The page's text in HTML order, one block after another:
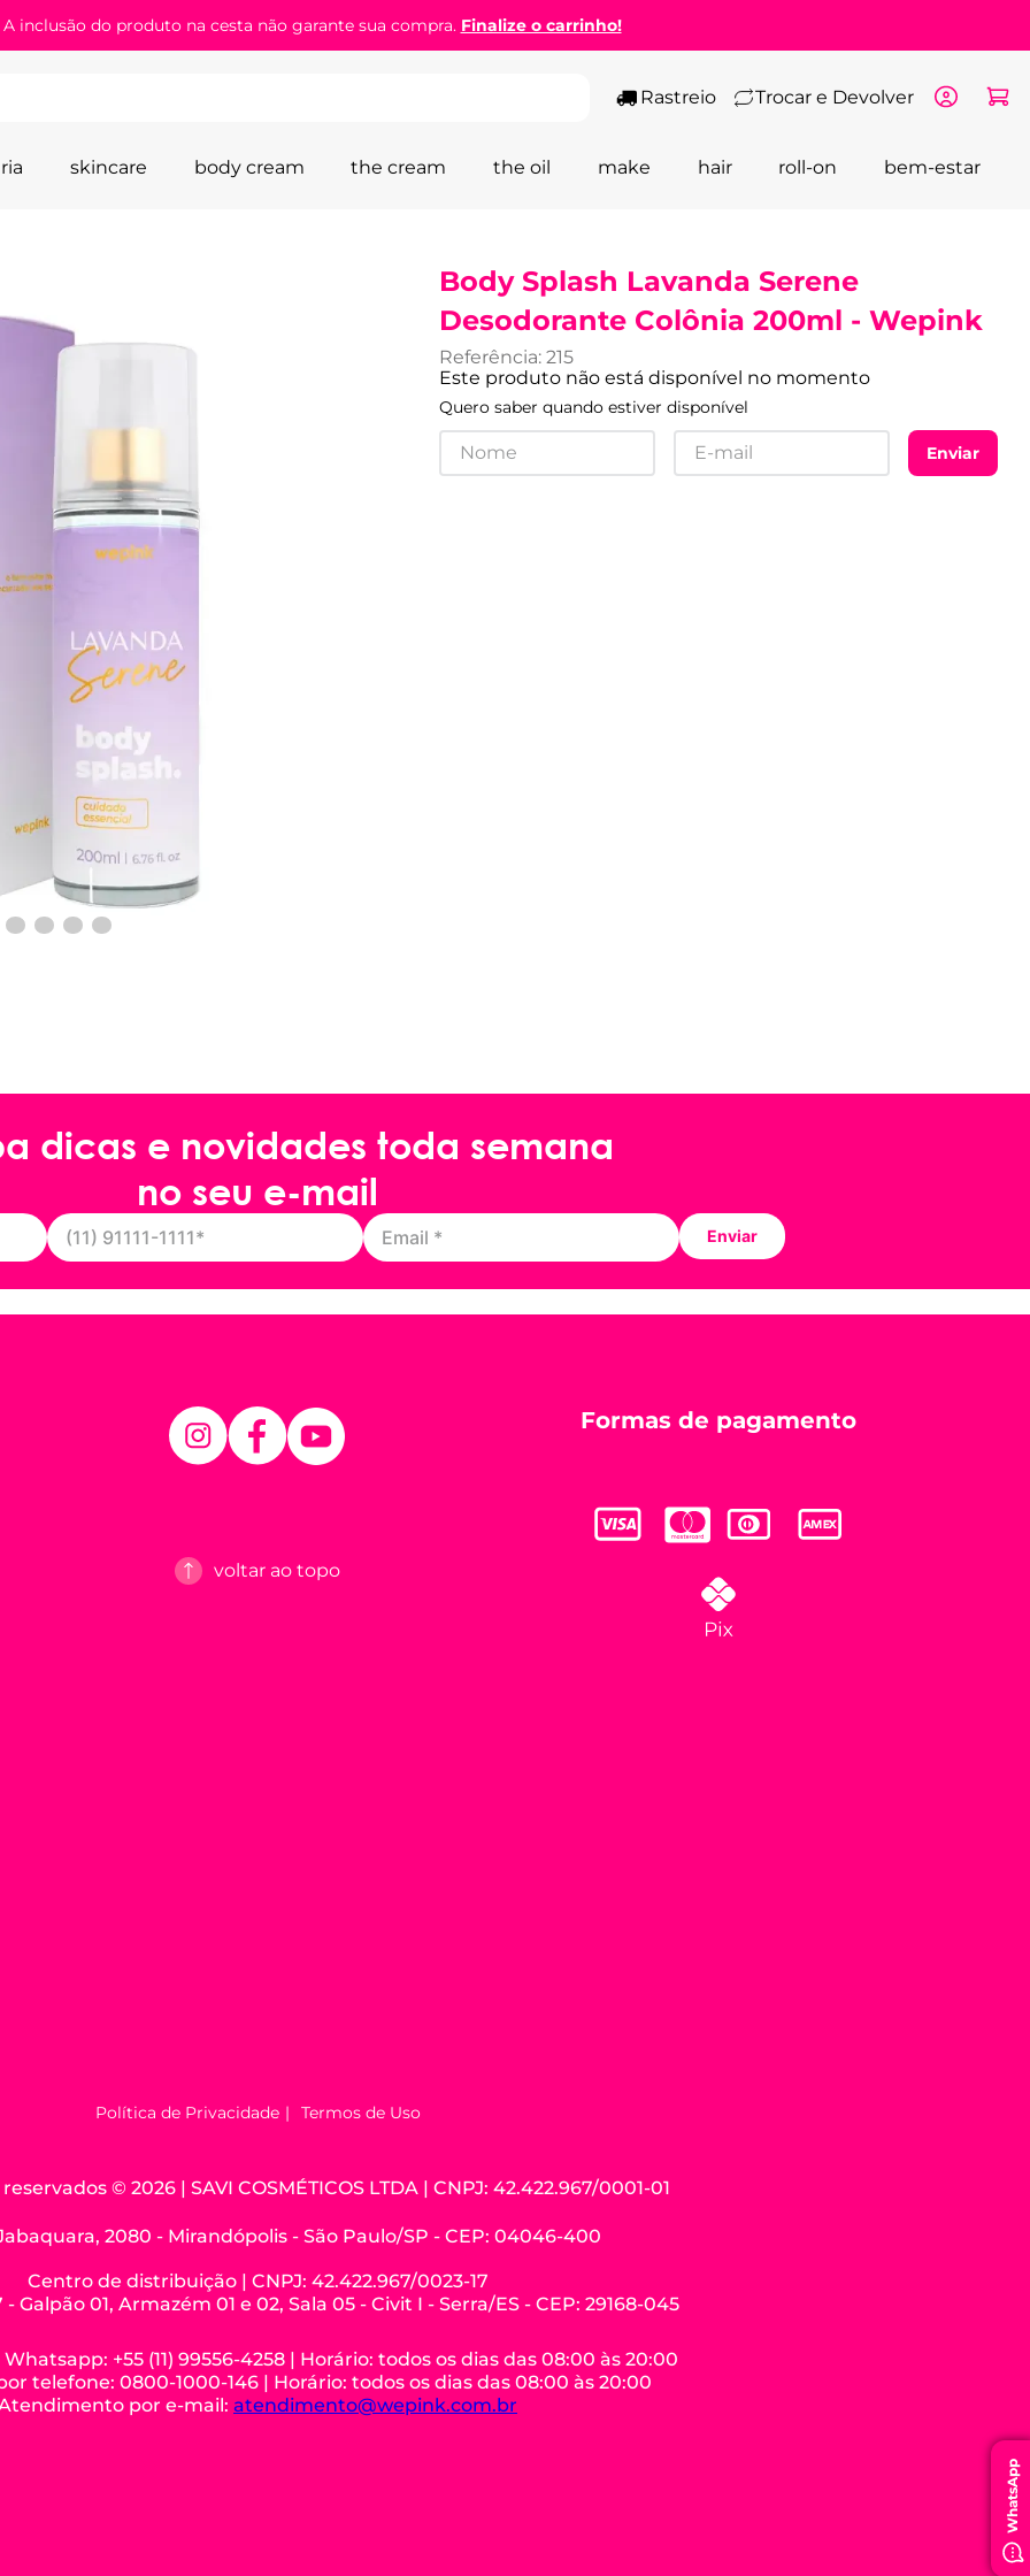
inclusão do produto na cesta não garante sua compra. Finalize o carrinho!
Rastreio Trocar e Devolver
skincare body cream the cream the oil make hair roll-on bem-estar
Body Splash Lavanda Serene
Desodorante Colônia 200ml - Wepink
Referência: 215
Este produto não está disponível no momento
Quero saber quando estiver disponível
Enviar
dicas e novidades toda semana
no seu e-mail
Enviar
voltar ao topo
Formas de pagamento
Política de Privacidade Termos de Uso
© 2026 | SAVI COSMÉTICOS LTDA | CNPJ: 42.422.967/0001-01
2080 - Mirandópolis - São Paulo/SP - CEP: 04046-400
Centro de distribuição | CNPJ: 42.422.967/0023-17
Galpão 01, Armazém 01 e 02, Sala 05 - Civit I - Serra/ES - CEP: 29168-045
+55 (11) 99556-4258 | Horário: todos os dias das 08:00 às 20:00
telefone: 0800-1000-146 | Horário: todos os dias das 08:00 às 20:00
por e-mail: atendimento@wepink.com.br
WhatsApp